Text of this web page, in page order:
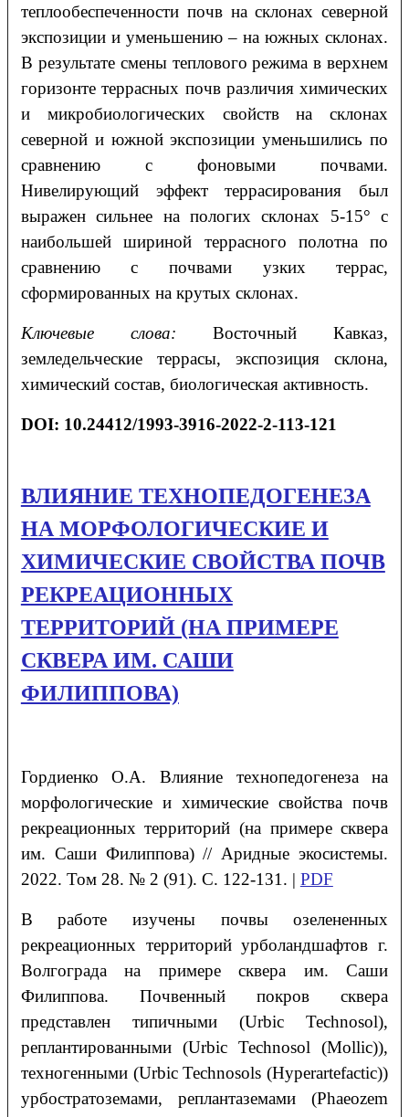
теплообеспеченности почв на склонах северной
экспозиции и уменьшению – на южных склонах.
В результате смены теплового режима в верхнем
горизонте террасных почв различия химических
и микробиологических свойств на склонах
северной и южной экспозиции уменьшились по
сравнению с фоновыми почвами.
Нивелирующий эффект террасирования был
выражен сильнее на пологих склонах 5-15° с
наибольшей шириной террасного полотна по
сравнению с почвами узких террас,
сформированных на крутых склонах.
Ключевые слова: Восточный Кавказ,
земледельческие террасы, экспозиция склона,
химический состав, биологическая активность.
DOI: 10.24412/1993-3916-2022-2-113-121
ВЛИЯНИЕ ТЕХНОПЕДОГЕНЕЗА
НА МОРФОЛОГИЧЕСКИЕ И
ХИМИЧЕСКИЕ СВОЙСТВА ПОЧВ
РЕКРЕАЦИОННЫХ
ТЕРРИТОРИЙ (НА ПРИМЕРЕ
СКВЕРА ИМ. САШИ
ФИЛИППОВА)
Гордиенко О.А. Влияние технопедогенеза на
морфологические и химические свойства почв
рекреационных территорий (на примере сквера
им. Саши Филиппова) // Аридные экосистемы.
2022. Том 28. № 2 (91). С. 122-131. | PDF
В работе изучены почвы озелененных
рекреационных территорий урболандшафтов г.
Волгограда на примере сквера им. Саши
Филиппова. Почвенный покров сквера
представлен типичными (Urbic Technosol),
реплантированными (Urbic Technosol (Mollic)),
техногенными (Urbic Technosols (Hyperartefactic))
урбостратоземами, реплантаземами (Phaeozem